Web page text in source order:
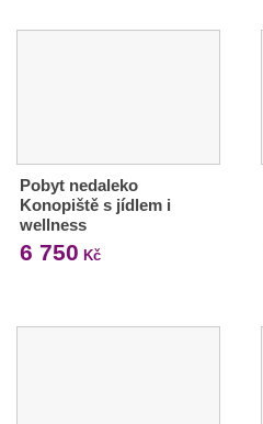
Pobyt nedaleko
Konopiště s jídlem i
wellness
6 750 Kč